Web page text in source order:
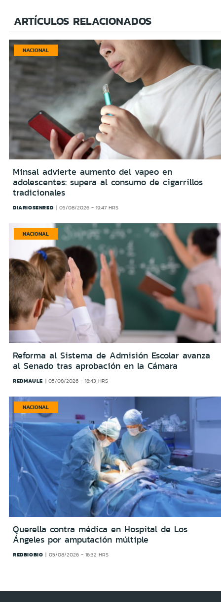
ARTÍCULOS RELACIONADOS
NACIONAL
Minsal advierte aumento del vapeo en
adolescentes: supera al consumo de cigarrillos
tradicionales
DIARIOSENRED 05/08/2026 - 19:47 HRS
NACIONAL
Reforma al Sistema de Admisión Escolar avanza
al Senado tras aprobación en la Cámara
REDMAULE 05/08/2026 - 18:43 HRS
NACIONAL
Querella contra médica en Hospital de Los
Ángeles por amputación múltiple
REDBIOBIO 05/08/2026 - 16:32 HRS